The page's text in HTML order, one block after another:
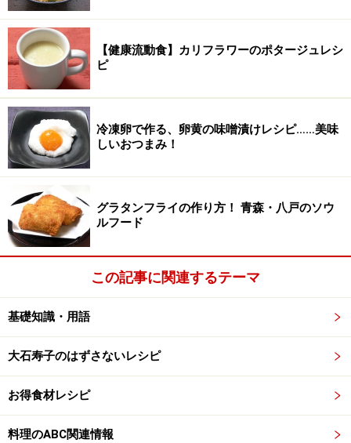
【関連レシピ】
黄金チャーハン
お手軽チャーハン
卵炒飯・あんかけ炒飯
塩鮭のクリームパスタ
塩ジャケでごはん
ごはんもの
い。
※衛生面および保存状態に起因して食中毒や体調不良を引き起こ
す場合があります。必ず清潔な状態で、正しい方法で行い、なる
べく早めにお召し上がりください。また、持ち運びの際は保存方
法に注意してください。
【編集部おすすめの購入サイト】
楽天市場で人気レシピの書籍をチェック！
【健康流動食】カリフラワーのポタージュレシ
ピ
冷凍卵で作る、卵黄の味噌漬けレシピ……美味
しいおつまみ！
グラタンフライの作り方！ 青森・八戸のソウ
ルフード
この記事に関連するテーマ
基礎知識・用語
大石寿子のはずさないレシピ
お得食材レシピ
料理のABC関連情報